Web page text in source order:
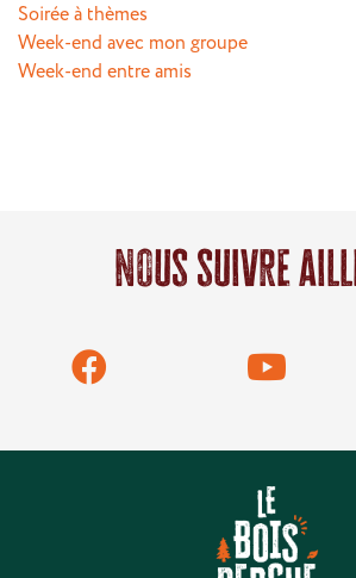
Soirée à thèmes
Week-end avec mon groupe
Week-end entre amis
Nous suivre